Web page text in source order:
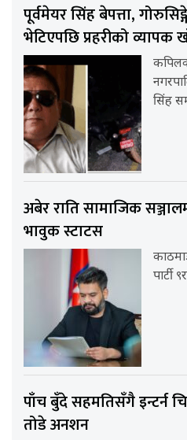
पूर्वमेयर सिंह बेपत्ता,
भेटिएपछि प्रहरीको व्यापक
सिंह
अबेर राति सामाजिक
भावुक स्टाटस
पार्टी
पाँच बुँदे सहमतिसँगै इन्टर्न
तोडे अनशन